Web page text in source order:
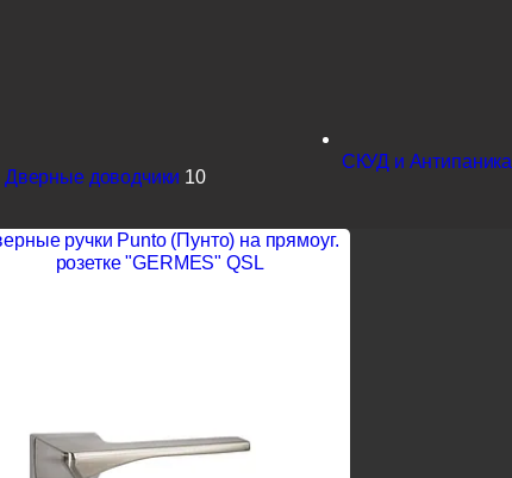
Дверные доводчики 10
СКУД и Антипаника
ручки Punto (Пунто) на прямоуг.
розетке "GERMES" QSL